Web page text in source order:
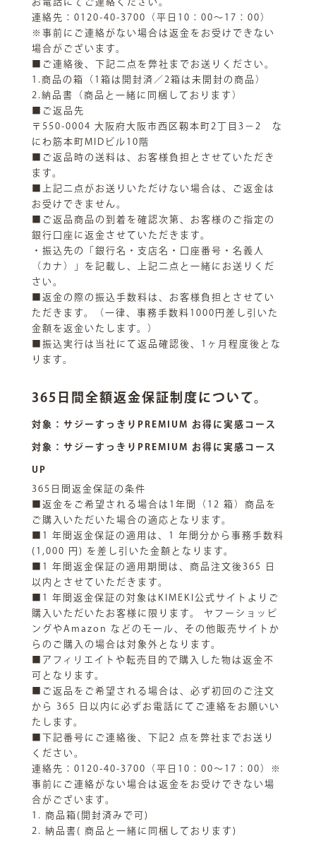
連絡先：0120-40-3700（平日10：00～17：00）
※事前にご連絡がない場合は返金をお受けできない
場合がございます。
■ご連絡後、下記二点を弊社までお送りください。
1.商品の箱（1箱は開封済／2箱は未開封の商品）
2.納品書（商品と一緒に同梱しております）
■ご返品先
〒550-0004 大阪府大阪市西区靱本町2丁目3−2 な
にわ筋本町MIDビル10階
■ご返品時の送料は、お客様負担とさせていただき
ます。
■上記二点がお送りいただけない場合は、ご返金は
お受けできません。
■ご返品商品の到着を確認次第、お客様のご指定の
銀行口座に返金させていただきます。
・振込先の「銀行名・支店名・口座番号・名義人
（カナ）」を記載し、上記二点と一緒にお送りくだ
さい。
■返金の際の振込手数料は、お客様負担とさせてい
ただきます。（一律、事務手数料1000円差し引いた
金額を返金いたします。）
■振込実行は当社にて返品確認後、1ヶ月程度後とな
ります。
365日間全額返金保証制度について。
対象：サジーすっきりPREMIUM お得に実感コース
対象：サジーすっきりPREMIUM お得に実感コース
UP
365日間返金保証の条件
■返金をご希望される場合は1年間（12 箱）商品を
ご購入いただいた場合の適応となります。
■1 年間返金保証の適用は、1 年間分から事務手数料
(1,000 円) を差し引いた金額となります。
■1 年間返金保証の適用期間は、商品注文後365 日
以内とさせていただきます。
■1 年間返金保証の対象はKIMEKI公式サイトよりご
購入いただいたお客様に限ります。 ヤフーショッピ
ングやAmazon などのモール、その他販売サイトか
らのご購入の場合は対象外となります。
■アフィリエイトや転売目的で購入した物は返金不
可となります。
■ご返品をご希望される場合は、必ず初回のご注文
から 365 日以内に必ずお電話にてご連絡をお願いい
たします。
■下記番号にご連絡後、下記2 点を弊社までお送り
ください。
連絡先：0120-40-3700（平日10：00～17：00）※
事前にご連絡がない場合は返金をお受けできない場
合がございます。
1. 商品箱(開封済みで可)
2. 納品書( 商品と一緒に同梱しております)